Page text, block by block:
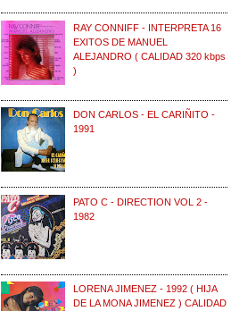
RAY CONNIFF - INTERPRETA 16
EXITOS DE MANUEL
ALEJANDRO ( CALIDAD 320 kbps
)
DON CARLOS - EL CARIÑITO -
1991
PATO C - DIRECTION VOL 2 -
1982
LORENA JIMENEZ - 1992 ( HIJA
DE LA MONA JIMENEZ ) CALIDAD